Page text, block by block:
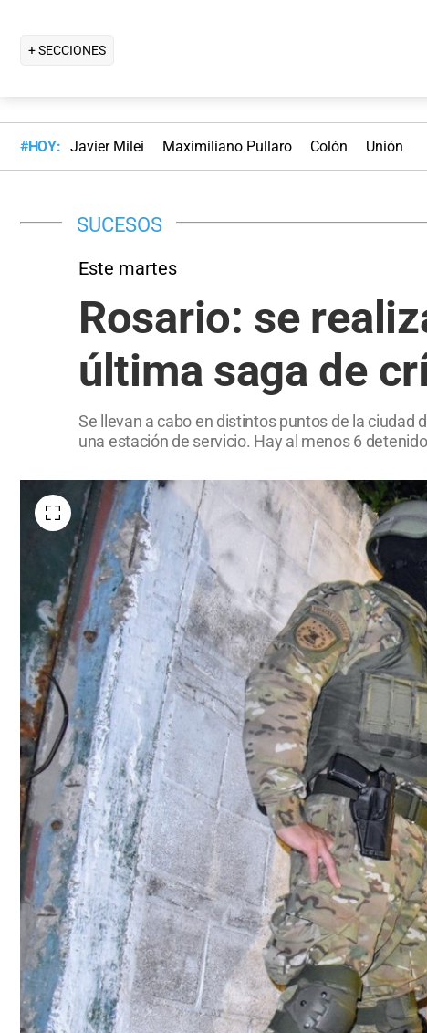
+ SECCIONES
#HOY: Javier Milei Maximiliano Pullaro Colón Unión
SUCESOS
Este martes
Rosario: se
última saga de
Se llevan a cabo en distintos puntos de la ciudad
una estación de servicio. Hay al menos 6